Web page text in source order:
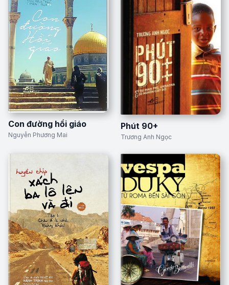
Con đường hồi giáo
Nguyễn Phương Mai
Phút 90+
Trương Anh Ngọc